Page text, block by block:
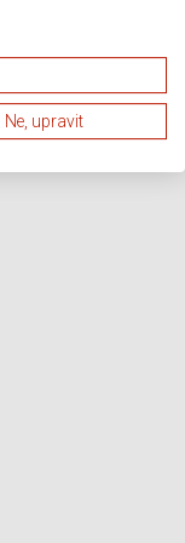
Ne, upravit